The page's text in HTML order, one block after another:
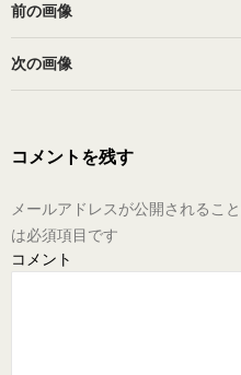
前の画像
次の画像
コメントを残す
メールアドレスが公開されるこ
は必須項目です
コメント